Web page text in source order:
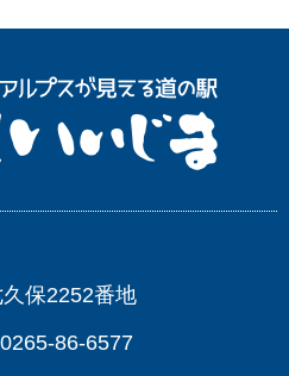
保2252番地
86-6577